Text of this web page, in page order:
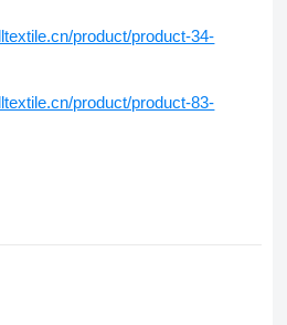
product/product-34-
product/product-83-